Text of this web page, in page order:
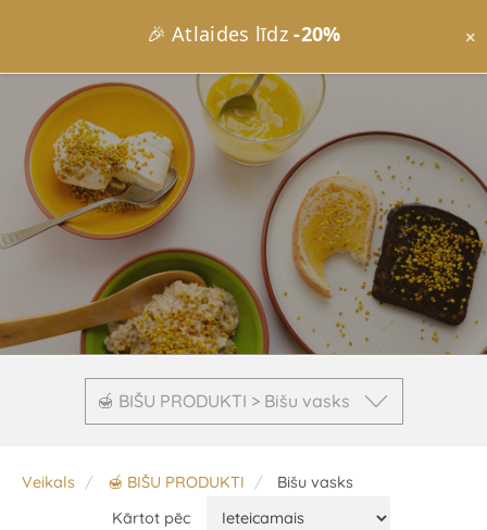
🎉 Atlaides līdz-20% ×
🍯 BIŠU PRODUKTI > Bišu vasks
Veikals 🍯 BIŠU PRODUKTI
Bišu vasks
Kārtot pēc